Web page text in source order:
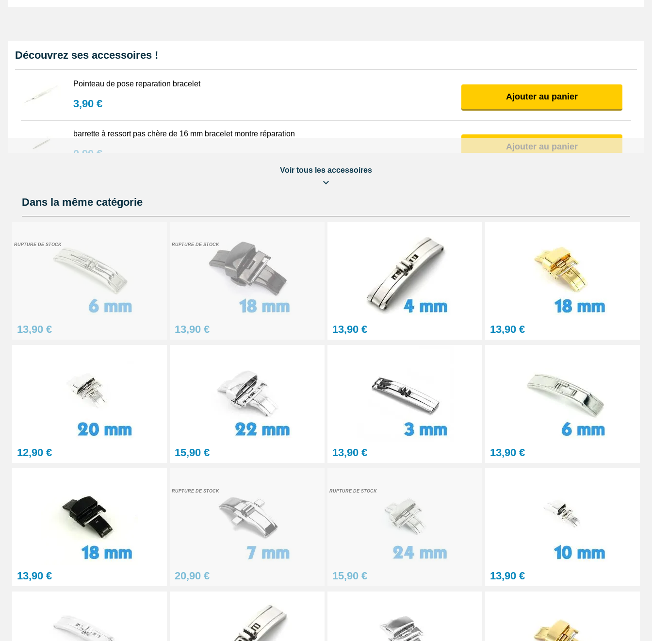
Découvrez ses accessoires !
Pointeau de pose reparation bracelet
3,90 €
Ajouter au panier
barrette à ressort pas chère de 16 mm bracelet montre réparation
0,90 €
Ajouter au panier
22,90 €
2,90 €
Ajouter au panier
Pointeau de pose professionnel démontage bracelet montre
5,90 €
Ajouter au panier
Loupe grossissante 10X avec LED
Loupe grossissante 10X
6,90 €
Ajouter au panier
Lot Outils Montre 12 pièces + Sacoche - Réparation Kit Horlogerie
Ajouter au panier
23,90 €
Pointeau de pose de précision réparation bracelet montre
4,90 €
Ajouter au panier
Lunettes grossissement variable réparation montre
Voir tous les accessoires
Dans la même catégorie
RUPTURE DE STOCK
13,90 €
RUPTURE DE STOCK
13,90 € 13,90 € 13,90 €
12,90 € 15,90 € 13,90 € 13,90 €
13,90 €
RUPTURE DE STOCK
20,90 €
RUPTURE DE STOCK
15,90 € 13,90 €